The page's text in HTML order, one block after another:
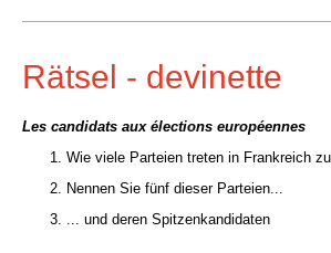
Rätsel - devinette
Les candidats aux élections européennes
Wie viele Parteien treten in Frankreich
Nennen Sie fünf dieser Parteien...
... und deren Spitzenkandidaten